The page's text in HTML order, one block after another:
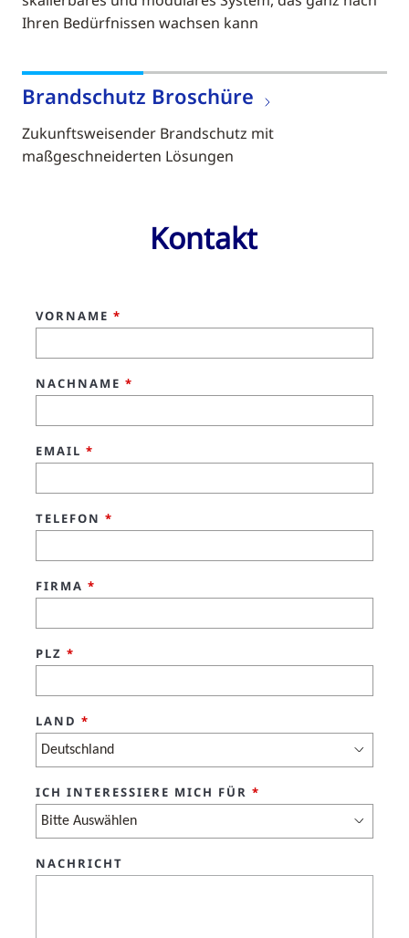
Ihren Bedürfnissen wachsen kann
Brandschutz Broschüre
Zukunftsweisender Brandschutz mit
maßgeschneiderten Lösungen
Kontakt
VORNAME *
NACHNAME *
EMAIL *
TELEFON *
FIRMA *
PLZ *
LAND *
ICH INTERESSIERE MICH FÜR *
NACHRICHT